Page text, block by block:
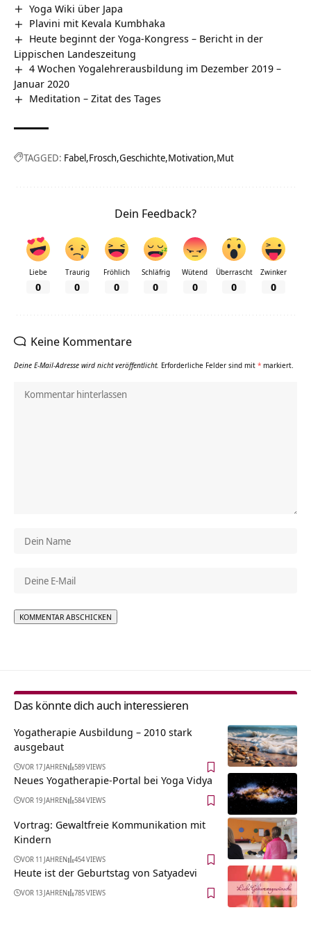
Yoga Wiki über Japa
Plavini mit Kevala Kumbhaka
Heute beginnt der Yoga-Kongress – Bericht in der
Lippischen Landeszeitung
4 Wochen Yogalehrerausbildung im Dezember 2019 –
Januar 2020
Meditation – Zitat des Tages
TAGGED: Fabel Frosch Geschichte Motivation Mut
Dein Feedback?
Liebe
0
Traurig
0
Fröhlich
0
Schläfrig
0
Wütend
0
Überrascht
0
Zwinker
0
Keine Kommentare
Deine E-Mail-Adresse wird nicht veröffentlicht. Erforderliche Felder sind mit * markiert.
Das könnte dich auch interessieren
Yogatherapie Ausbildung – 2010 stark
ausgebaut
VOR 17 JAHREN 589 VIEWS
Neues Yogatherapie-Portal bei Yoga Vidya
VOR 19 JAHREN 584 VIEWS
Vortrag: Gewaltfreie Kommunikation mit
Kindern
VOR 11 JAHREN 454 VIEWS
Heute ist der Geburtstag von Satyadevi
VOR 13 JAHREN 785 VIEWS